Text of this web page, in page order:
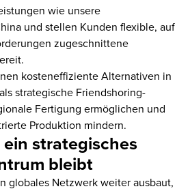
wie unsere
und stellen Kunden flexible, auf
zugeschnittene
kosteneffiziente Alternativen in
als strategische Friendshoring-
Fertigung ermöglichen und
Produktion mindern.
strategisches
bleibt
globales Netzwerk weiter ausbaut,